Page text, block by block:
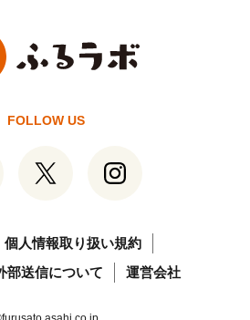
FOLLOW US
個人情報取り扱い規約
部送信について
運営会社